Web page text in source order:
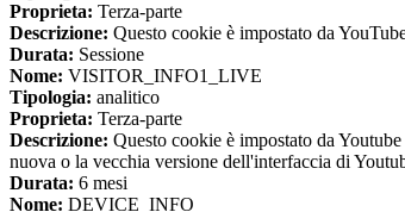
Proprieta: Terza-parte
Descrizione: Questo cookie è impostato da
Durata: Sessione
Nome: VISITOR_INFO1_LIVE
Tipologia: analitico
Proprieta: Terza-parte
Descrizione: Questo cookie è impostato da
nuova o la vecchia versione dell'interfaccia di
Durata: 6 mesi
Nome: DEVICE_INFO